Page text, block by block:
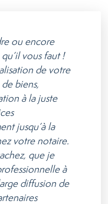
ou encore
vous faut !
de votre
biens,
à la juste
jusqu’à la
votre notaire.
que je
à
diffusion de